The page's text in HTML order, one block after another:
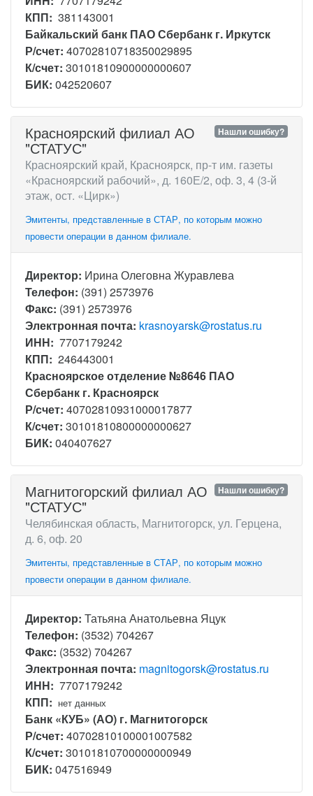
КПП: 381143001
Байкальский банк ПАО Сбербанк г. Иркутск
Р/счет: 40702810718350029895
К/счет: 30101810900000000607
БИК: 042520607
Нашли ошибку?
Красноярский филиал АО
"СТАТУС"
Красноярский край, Красноярск, пр-т им. газеты
«Красноярский рабочий», д. 160Е/2, оф. 3, 4 (3-й
этаж, ост. «Цирк»)
Эмитенты, представленные в СТАР, по которым можно
провести операции в данном филиале.
Директор: Ирина Олеговна Журавлева
Телефон: (391) 2573976
Факс: (391) 2573976
Электронная почта: krasnoyarsk@rostatus.ru
ИНН: 7707179242
КПП: 246443001
Красноярское отделение №8646 ПАО
Сбербанк г. Красноярск
Р/счет: 40702810931000017877
К/счет: 30101810800000000627
БИК: 040407627
Нашли ошибку?
Магнитогорский филиал АО
"СТАТУС"
Челябинская область, Магнитогорск, ул. Герцена,
д. 6, оф. 20
Эмитенты, представленные в СТАР, по которым можно
провести операции в данном филиале.
Директор: Татьяна Анатольевна Яцук
Телефон: (3532) 704267
Факс: (3532) 704267
Электронная почта: magnitogorsk@rostatus.ru
ИНН: 7707179242
КПП: нет данных
Банк «КУБ» (АО) г. Магнитогорск
Р/счет: 40702810100001007582
К/счет: 30101810700000000949
БИК: 047516949